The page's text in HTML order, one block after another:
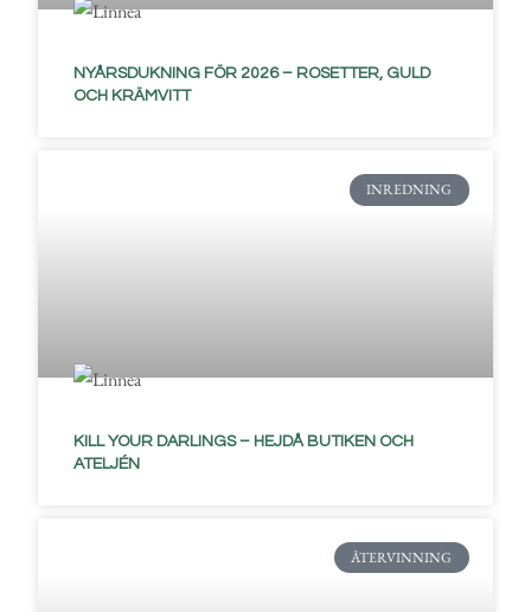
NYÅRSDUKNING FÖR 2026 – ROSETTER, GULD
OCH KRÄMVITT
INREDNING
KILL YOUR DARLINGS – HEJDÅ BUTIKEN OCH
ATELJÉN
ÅTERVINNING